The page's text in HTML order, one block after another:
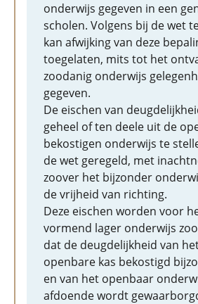
onderwijs gegeven in een
scholen. Volgens bij de wet
kan afwijking van deze
toegelaten, mits tot het
zoodanig onderwijs
gegeven.
De eischen van
geheel of ten deele uit de
bekostigen onderwijs te
de wet geregeld, met
zoover het bijzonder
de vrijheid van richting.
Deze eischen worden voor
vormend lager onderwijs
dat de deugdelijkheid van
openbare kas bekostigd
en van het openbaar
afdoende wordt